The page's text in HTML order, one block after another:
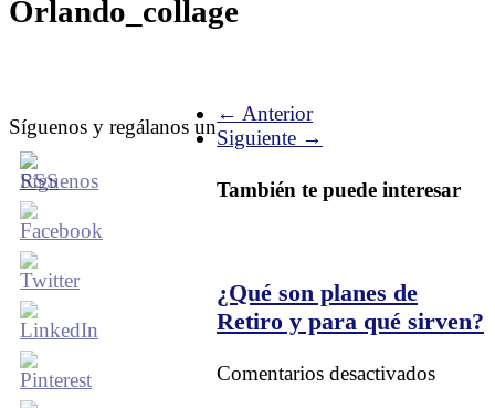
Orlando_collage
Síguenos y regálanos un
← Anterior
Siguiente →
También te puede interesar
¿Qué son planes de
Retiro y para qué sirven?
Comentarios desactivadosen